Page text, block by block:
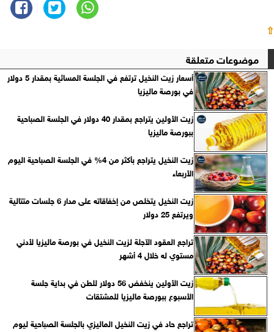
⇧
موضوعات متعلقة
أسعار زيت النخيل ترتفع في الجلسة المسائية بمقدار 5 دولار
في بورصة ماليزيا
زيت الأولين يتراجع بمقدار 40 دولار في الجلسة الصباحية
ببورصة ماليزيا
زيت النخيل يتراجع بأكثر من 4% في الجلسة الصباحية اليوم
الأربعاء
زيت النخيل يتخلص من إخفاقاته على مدار 6 جلسات متتالية
ويرتفع 25 دولار
تراجع العقود الآجلة لزيت النخيل في بورصة ماليزيا لأدني
مستوي له خلال 4 أشهر
زيت الأولين ينخفض 56 دولار للطن في بداية جلسة
الأسبوع ببورصة ماليزيا للمشتقات
تراجع حاد في زيت النخيل الماليزي بالجلسة الصباحية ليوم